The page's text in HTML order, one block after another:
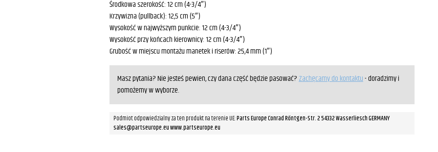
Środkowa szerokość: 12 cm (4-3/4″)
Krzywizna (pullback): 12,5 cm (5″)
Wysokość w najwyższym punkcie: 12 cm (4-3/4″)
Wysokość przy końcach kierownicy: 12 cm (4-3/4″)
Grubość w miejscu montażu manetek i riserów: 25,4 mm (1″)
Masz pytania? Nie jesteś pewien, czy dana część będzie pasować?Zachęcamy do kontaktu- doradzimy i
pomożemy w wyborze.
Podmiot odpowiedzialny za ten produkt na terenie UE:Parts Europe Conrad Röntgen-Str. 2 54332 Wasserliesch GERMANY
sales@partseurope.eu www.partseurope.eu